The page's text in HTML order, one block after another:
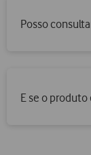
Posso
E se o